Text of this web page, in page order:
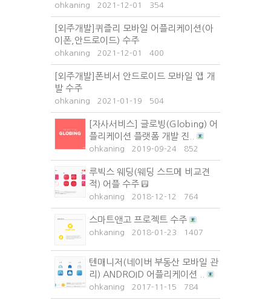
ohkaning 2021-12-01 354
[외주개발]퀴즐리 모바일 어플리케이션(아
이폰,안드로이드) 수주
ohkaning 2021-12-01 400
[외주개발]폰비서 안드로이드 모바일 앱 개
발 수주
ohkaning 2021-01-19 504
[자사서비스] 글로빙(Globing) 어
플리케이션 플랫폼 개발 진..
ohkaning 2019-09-24 852
루빅스 웨딩(웨딩 스드메 비교견
적) 어플 수주
ohkaning 2018-12-12 764
스마트앤고 프로젝트 수주
ohkaning 2018-01-23 1407
텐매니저(네이버 부동산 모바일 관
리) ANDROID 어플리케이션 ..
ohkaning 2017-11-15 784